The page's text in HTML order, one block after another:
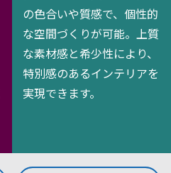
の色合いや質感で、個性的
な空間づくりが可能。上質
な素材感と希少性により、
特別感のあるインテリアを
実現できます。